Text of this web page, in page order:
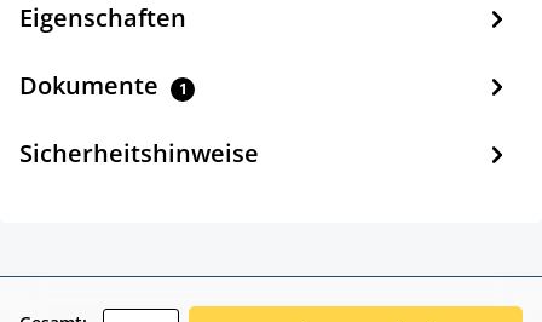
Eigenschaften
Dokumente 1
Sicherheitshinweise